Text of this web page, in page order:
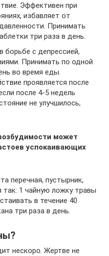
Эффективен при
избавляет от
Принимать
три раза в день.
с депрессией,
Принимать по одной
во время еды.
проявляется после
после 4-5 недель
не улучшилось,
может
успокаивающих
перечная, пустырник,
так: 1 чайную ложку травы
в течение 40
три раза в день.
нескоро. Жертве не